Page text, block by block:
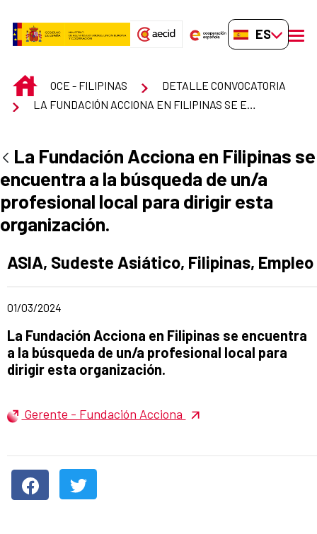
ES-ES
INICIOOCE - FILIPINAS
DETALLE CONVOCATORIA
La Fundación Acciona en Filipinas se
encuentra a la búsqueda de un/a
profesional local para dirigir esta
organización.
Apartado del anuncio:
ASIA, Sudeste Asiático, Filipinas, Empleo
Fecha de publicación de la noticia
01/03/2024
Título del anuncio:
La Fundación Acciona en Filipinas se encuentra
a la búsqueda de un/a profesional local para
dirigir esta organización.
Gerente - Fundación Acciona